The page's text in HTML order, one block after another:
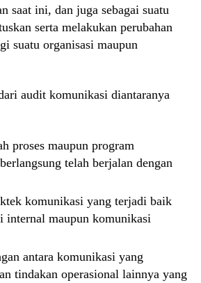
saat ini, dan juga sebagai suatu
serta melakukan perubahan
suatu organisasi maupun
audit komunikasi diantaranya
proses maupun program
telah berjalan dengan
komunikasi yang terjadi baik
internal maupun komunikasi
antara komunikasi yang
tindakan operasional lainnya yang